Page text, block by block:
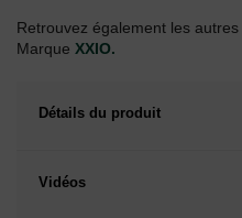
Retrouvez également les autres
Marque XXIO.
Détails du produit
Vidéos